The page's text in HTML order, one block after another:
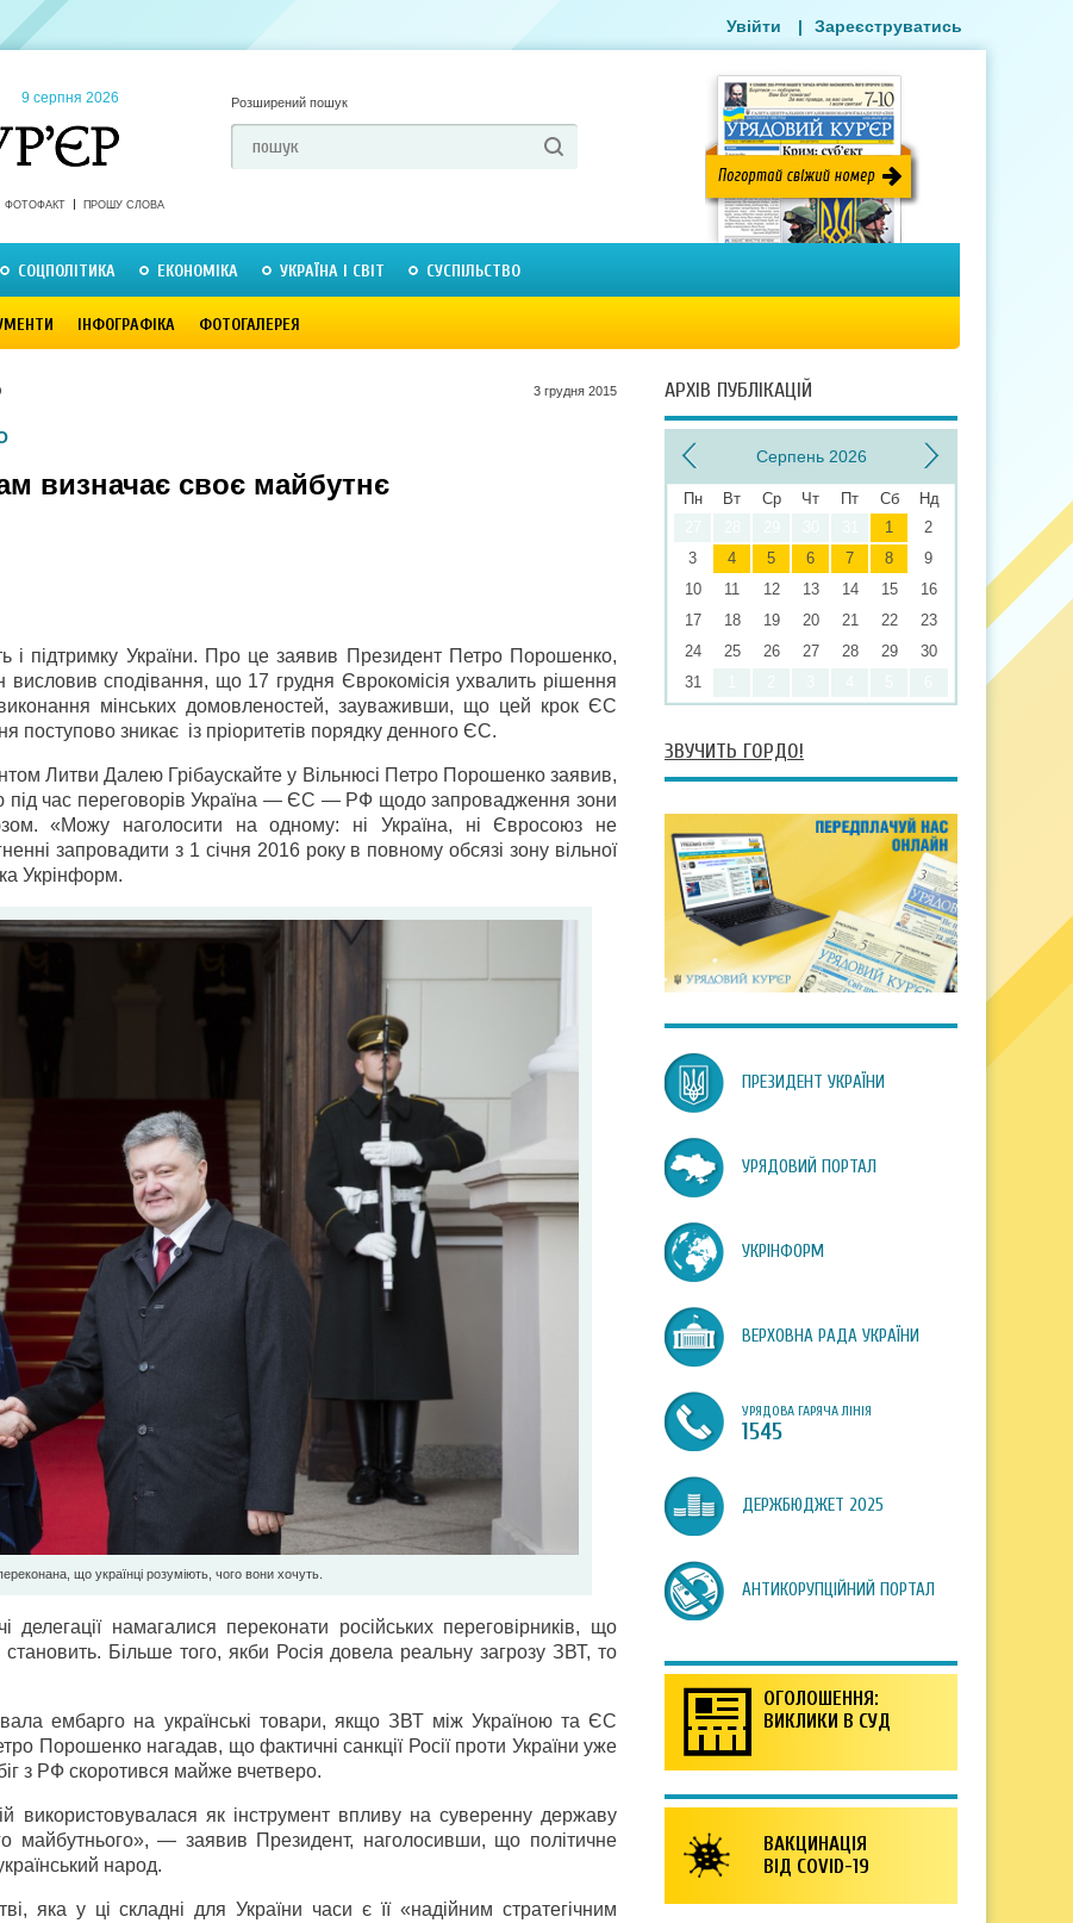
9 серпня 2026 Розширений пошук
ФОТОФАКТ ПРОШУ СЛОВА
СОЦПОЛІТИКА ЕКОНОМІКА УКРАЇНА І СВІТ СУСПІЛЬСТВО
ІНФОГРАФІКА ФОТОГАЛЕРЕЯ
Увійти | Зареєструватись
3 грудня 2015
визначає своє майбутнє
і підтримку України. Про це заявив Президент Петро Порошенко,
висловив сподівання, що 17 грудня Єврокомісія ухвалить рішення
мінських домовленостей, зауваживши, що цей крок ЄС
поступово зникає із пріоритетів порядку денного ЄС.
Литви Далею Грібаускайте у Вільнюсі Петро Порошенко заявив,
під час переговорів Україна — ЄС — РФ щодо запровадження зони
«Можу наголосити на одному: ні Україна, ні Євросоюз не
запровадити з 1 січня 2016 року в повному обсязі зону вільної
Укрінформ.
що українці розуміють, чого вони хочуть.
делегації намагалися переконати російських переговірників, що
Більше того, якби Росія довела реальну загрозу ЗВТ, то
ембарго на українські товари, якщо ЗВТ між Україною та ЄС
Порошенко нагадав, що фактичні санкції Росії проти України уже
з РФ скоротився майже вчетверо.
використовувалася як інструмент впливу на суверенну державу
майбутнього», — заявив Президент, наголосивши, що політичне
народ.
яка у ці складні для України часи є її «надійним стратегічним
АРХІВ ПУБЛІКАЦІЙ
Серпень 2026
Пн Вт Ср Чт Пт Сб
Нд
1
2
3
4 5 6 7 8
9
10
11 12 13 14 15
16
17
18 19 20 21 22
23
24
25 26 27 28 29
30
31
ЗВУЧИТЬ ГОРДО!
ПРЕЗИДЕНТ УКРАЇНИ
УРЯДОВИЙ ПОРТАЛ
УКРІНФОРМ
ВЕРХОВНА РАДА УКРАЇНИ
УРЯДОВА ГАРЯЧА ЛІНІЯ
1545
ДЕРЖБЮДЖЕТ 2025
АНТИКОРУПЦІЙНИЙ ПОРТАЛ
ОГОЛОШЕННЯ:
ВИКЛИКИ В СУД
ВАКЦИНАЦІЯ
ВІД COVID-19